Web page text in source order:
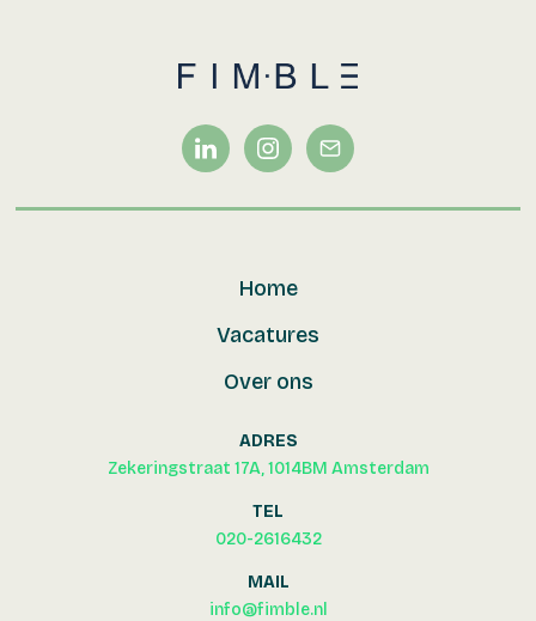
Home
Vacatures
Over ons
ADRES
Zekeringstraat 17A, 1014BM Amsterdam
TEL
020-2616432
MAIL
info@fimble.nl